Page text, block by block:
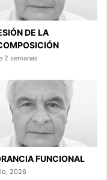
DE LA
2 semanas
FUNCIONAL
2026